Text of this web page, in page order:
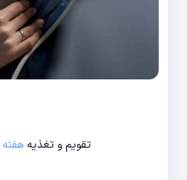
تقویم و تغذیههفته